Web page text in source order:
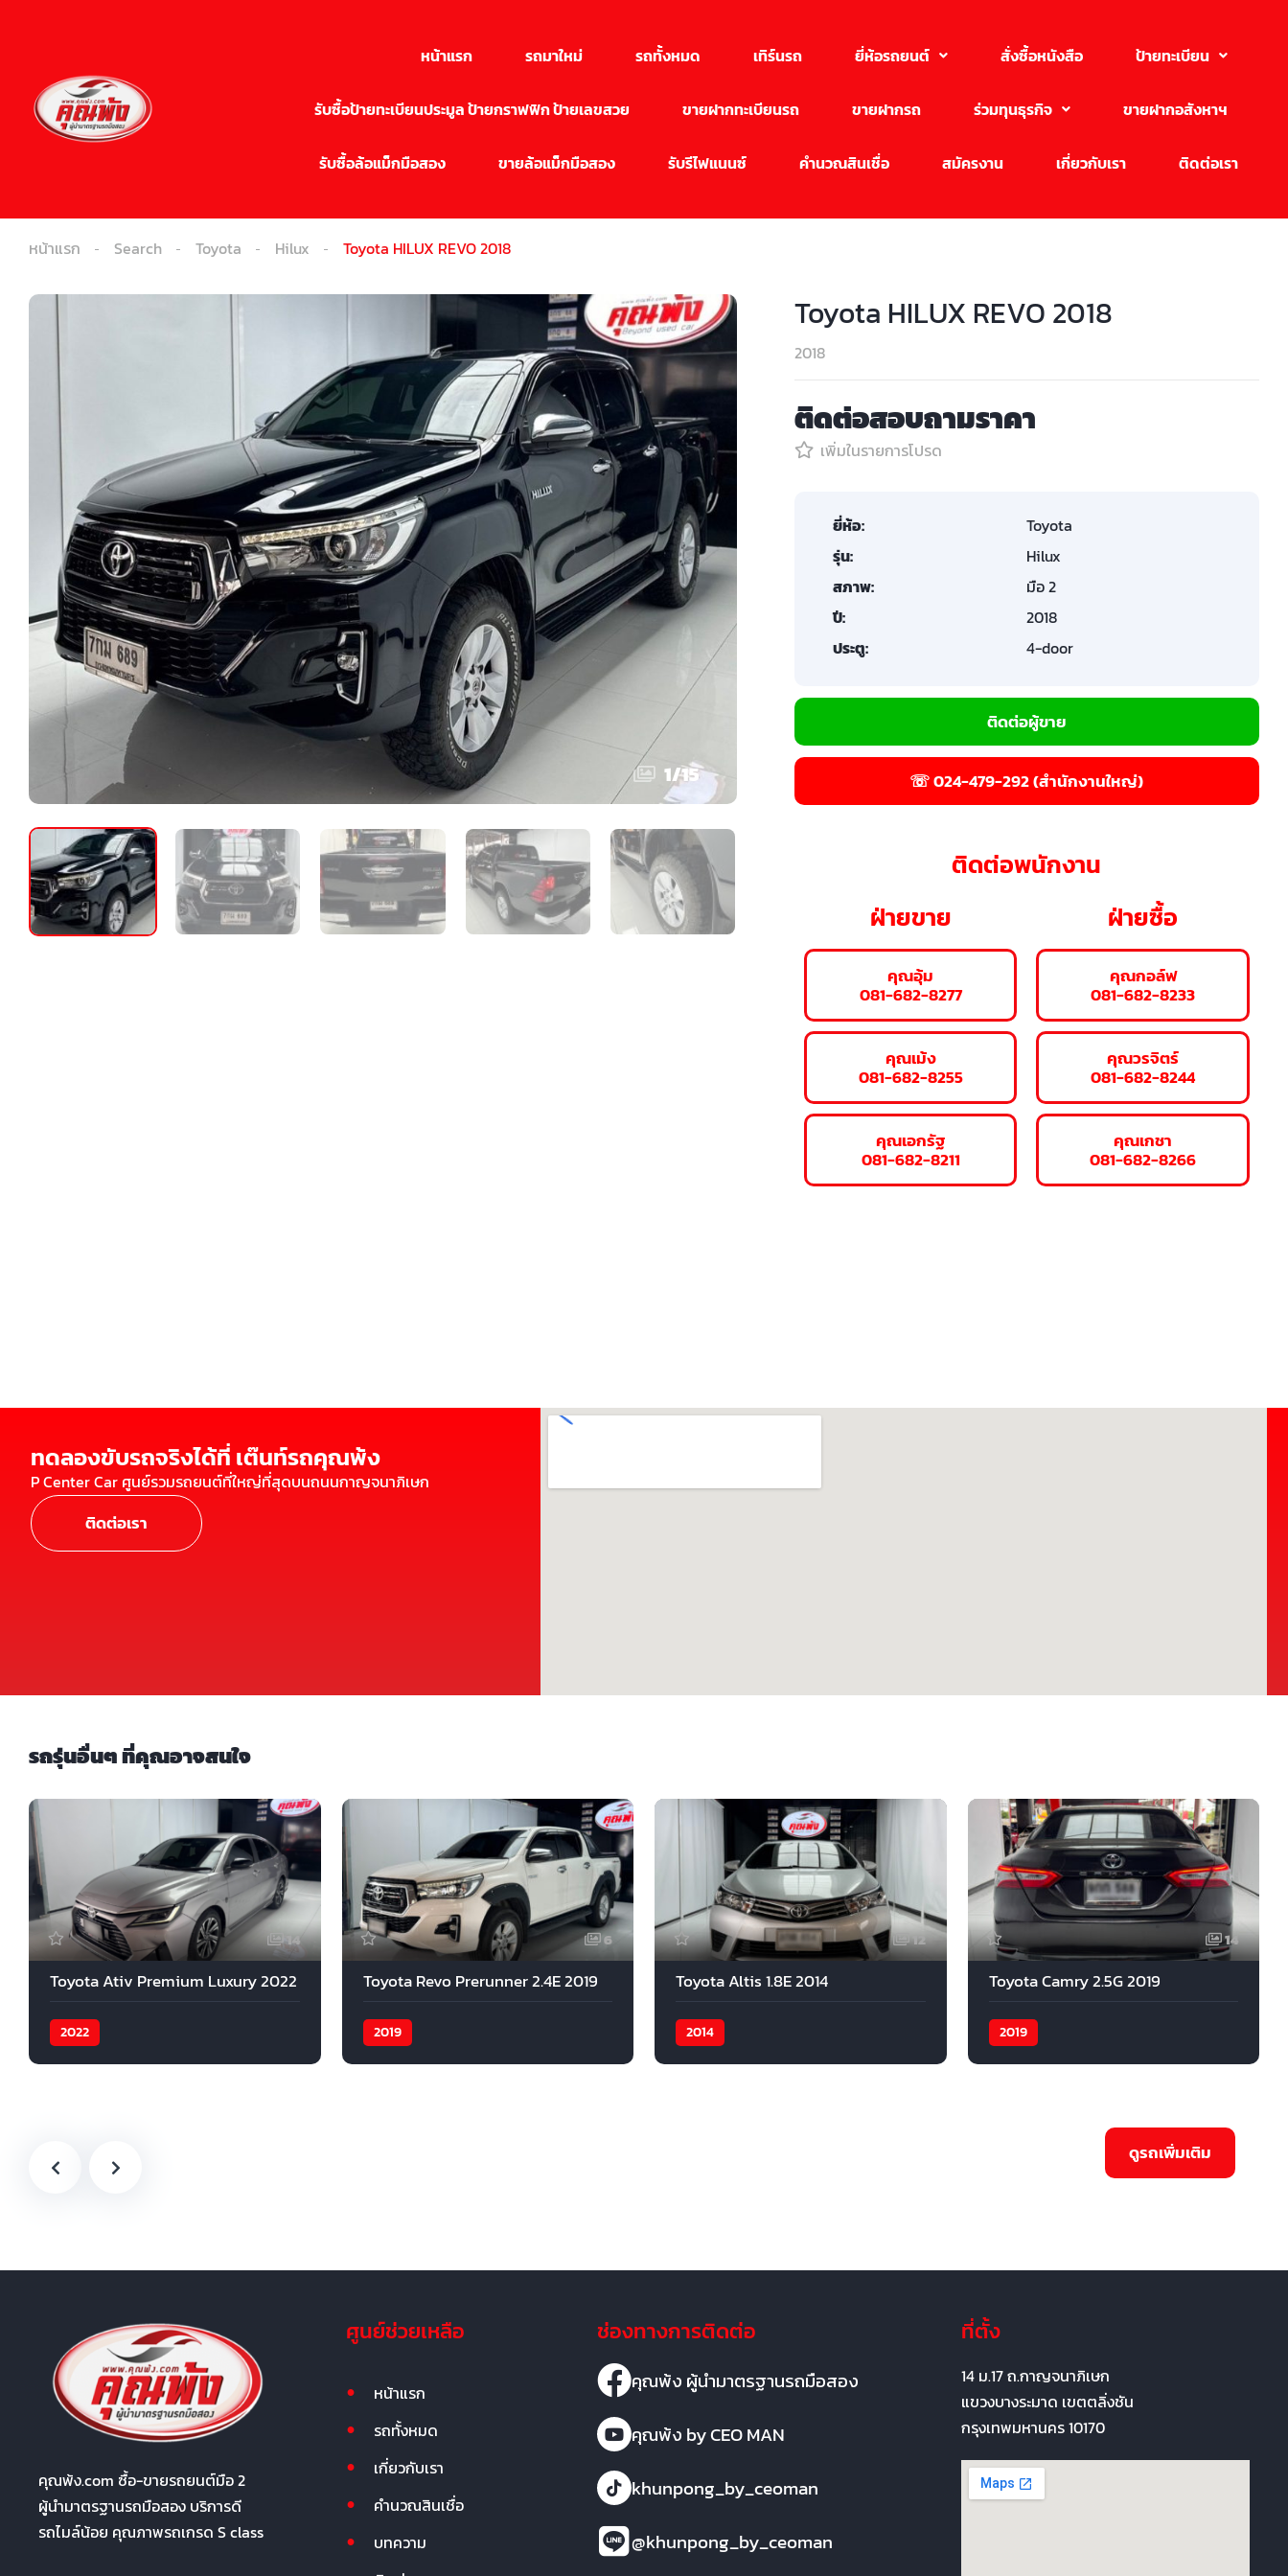
หน้าแรก รถมาใหม่ รถทั้งหมด เทิร์นรถ ยี่ห้อรถยนต์ สั่งซื้อหนังสือ ป้ายทะเบียน
รับซื้อป้ายทะเบียนประมูล ป้ายกราฟฟิก ป้ายเลขสวย ขายฝากทะเบียนรถ ขายฝากรถ ร่วมทุนธุรกิจ ขายฝากอสังหาฯ
รับซื้อล้อแม็กมือสอง ขายล้อแม็กมือสอง รับรีไฟแนนซ์ คำนวณสินเชื่อ สมัครงาน เกี่ยวกับเรา ติดต่อเรา
หน้าแรก Search Toyota Hilux Toyota HILUX REVO 2018
1/15
Toyota HILUX REVO 2018
2018
ติดต่อสอบถามราคา
เพิ่มในรายการโปรด
ยี่ห้อ:
Toyota
รุ่น:
Hilux
สภาพ:
มือ 2
ปี:
2018
ประตู:
4-door
ติดต่อผู้ขาย
☏ 024-479-292 (สำนักงานใหญ่)
ติดต่อพนักงาน
ฝ่ายขาย
คุณอุ้ม
081-682-8277
คุณเม้ง
081-682-8255
คุณเอกรัฐ
081-682-8211
ฝ่ายซื้อ
คุณกอล์ฟ
081-682-8233
คุณวรจิตร์
081-682-8244
คุณเกชา
081-682-8266
ทดลองขับรถจริงได้ที่ เต๊นท์รถคุณพ้ง
P Center Car ศูนย์รวมรถยนต์ที่ใหญ่ที่สุดบนถนนกาญจนาภิเษก
ติดต่อเรา
รถรุ่นอื่นๆ ที่คุณอาจสนใจ
14
Toyota Ativ Premium Luxury 2022
2022
6
Toyota Revo Prerunner 2.4E 2019
2019
12
Toyota Altis 1.8E 2014
2014
14
Toyota Camry 2.5G 2019
2019
คุณพ้ง.com ซื้อ-ขายรถยนต์มือ 2
ผู้นำมาตรฐานรถมือสอง บริการดี
รถไมล์น้อย คุณภาพรถเกรด S class
ศูนย์ช่วยเหลือ
หน้าแรก
รถทั้งหมด
เกี่ยวกับเรา
คำนวณสินเชื่อ
บทความ
ช่องทางการติดต่อ
คุณพ้ง ผู้นำมาตรฐานรถมือสอง
คุณพ้ง by CEO MAN
khunpong_by_ceoman
@khunpong_by_ceoman
ที่ตั้ง
14 ม.17 ถ.กาญจนาภิเษก
แขวงบางระมาด เขตตลิ่งชัน
กรุงเทพมหานคร 10170